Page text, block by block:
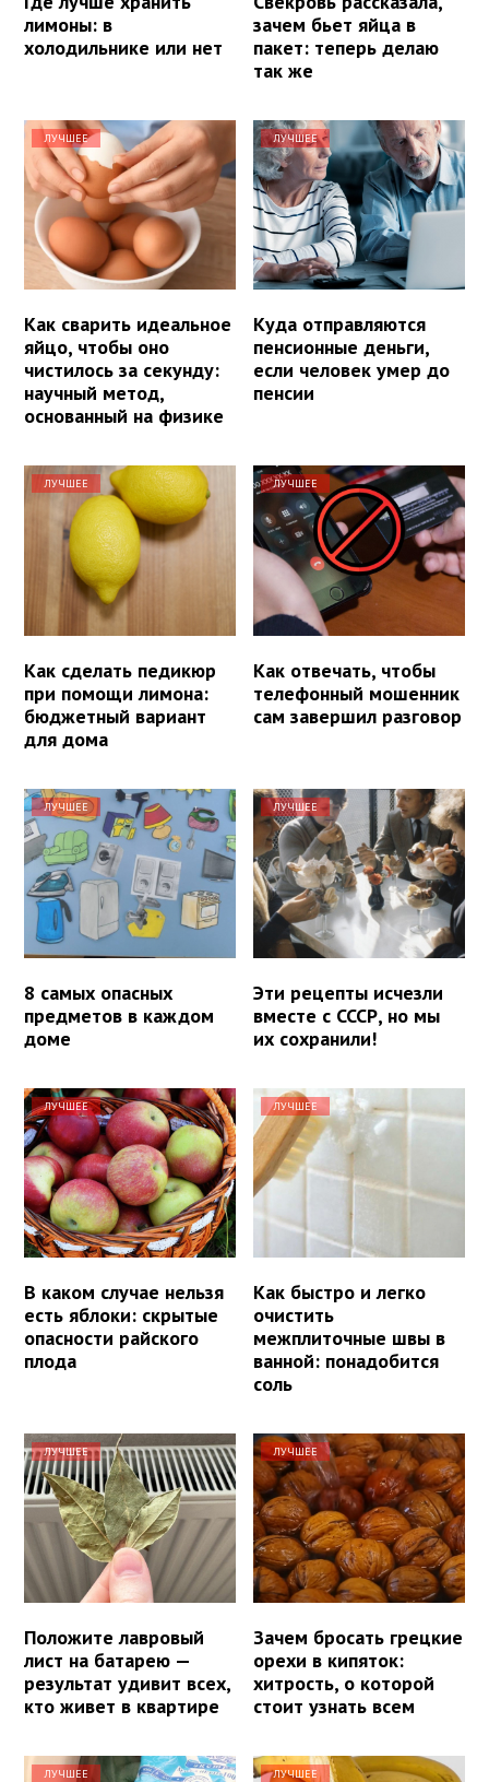
лимоны: в
холодильнике или нет
зачем бьет яйца в
пакет: теперь делаю
так же
ЛУЧШЕЕ
Как сварить идеальное
яйцо, чтобы оно
чистилось за секунду:
научный метод,
основанный на физике
ЛУЧШЕЕ
Куда отправляются
пенсионные деньги,
если человек умер до
пенсии
ЛУЧШЕЕ
Как сделать педикюр
при помощи лимона:
бюджетный вариант
для дома
ЛУЧШЕЕ
Как отвечать, чтобы
телефонный мошенник
сам завершил разговор
ЛУЧШЕЕ
8 самых опасных
предметов в каждом
доме
ЛУЧШЕЕ
Эти рецепты исчезли
вместе с СССР, но мы
их сохранили!
ЛУЧШЕЕ
В каком случае нельзя
есть яблоки: скрытые
опасности райского
плода
ЛУЧШЕЕ
Как быстро и легко
очистить
межплиточные швы в
ванной: понадобится
соль
ЛУЧШЕЕ
Положите лавровый
лист на батарею —
результат удивит всех,
кто живет в квартире
ЛУЧШЕЕ
Зачем бросать грецкие
орехи в кипяток:
хитрость, о которой
стоит узнать всем
ЛУЧШЕЕ ЛУЧШЕЕ